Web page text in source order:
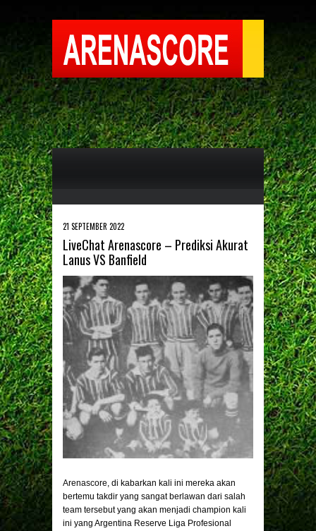
21 SEPTEMBER 2022
LiveChat Arenascore – Prediksi Akurat
Lanus VS Banfield
Arenascore, di kabarkan kali ini mereka akan
bertemu takdir yang sangat berlawan dari salah
team tersebut yang akan menjadi champion kali
ini yang Argentina Reserve Liga Profesional